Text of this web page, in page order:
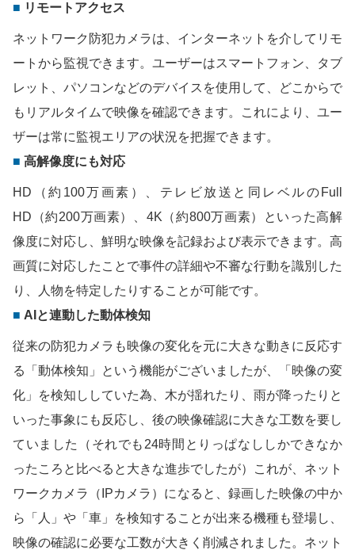
リモートアクセス
ネットワーク防犯カメラは、インターネットを介してリモ
ートから監視できます。ユーザーはスマートフォン、タブ
レット、パソコンなどのデバイスを使用して、どこからで
もリアルタイムで映像を確認できます。これにより、ユー
ザーは常に監視エリアの状況を把握できます。
高解像度にも対応
HD（約100万画素）、テレビ放送と同レベルのFull
HD（約200万画素）、4K（約800万画素）といった高解
像度に対応し、鮮明な映像を記録および表示できます。高
画質に対応したことで事件の詳細や不審な行動を識別した
り、人物を特定したりすることが可能です。
AIと連動した動体検知
従来の防犯カメラも映像の変化を元に大きな動きに反応す
る「動体検知」という機能がございましたが、「映像の変
化」を検知ししていた為、木が揺れたり、雨が降ったりと
いった事象にも反応し、後の映像確認に大きな工数を要し
ていました（それでも24時間とりっぱなししかできなか
ったころと比べると大きな進歩でしたが）これが、ネット
ワークカメラ（IPカメラ）になると、録画した映像の中か
ら「人」や「車」を検知することが出来る機種も登場し、
映像の確認に必要な工数が大きく削減されました。ネット